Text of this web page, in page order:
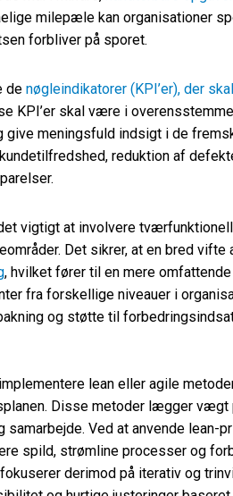
milepæle kan organisationer
forbliver på sporet.
de nøgleindikatorer (KPI’er), der
KPI’er skal være i
meningsfuld indsigt i de
reduktion af
vigtigt at involvere
Det sikrer, at en bred vifte
, hvilket fører til en mere
fra forskellige niveauer i
og støtte til
lean eller agile
Disse metoder lægger vægt
Ved at anvende lean-
spild, strømline processer og
fokuserer derimod på iterativ og